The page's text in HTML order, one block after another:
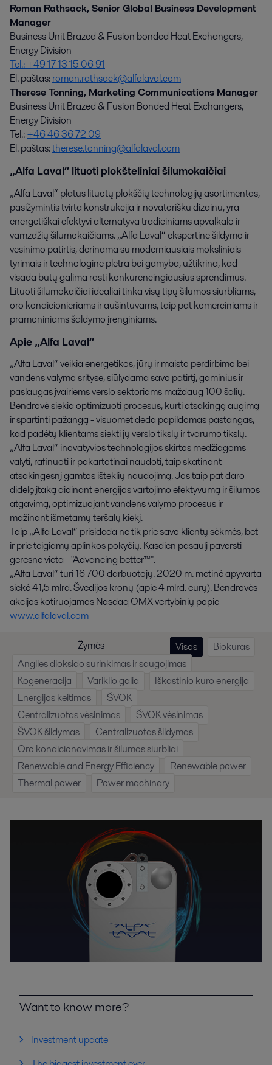
Roman Rathsack, Senior Global Business Development
Manager
Business Unit Brazed & Fusion bonded Heat Exchangers,
Energy Division
Tel.: +49 17 13 15 06 91
El. paštas:roman.rathsack@alfalaval.com
Therese Tonning, Marketing Communications Manager
Business Unit Brazed & Fusion Bonded Heat Exchangers,
Energy Division
Tel.:+46 46 36 72 09
El. paštas:therese.tonning@alfalaval.com
„Alfa Laval“ lituoti plokšteliniai šilumokaičiai
„Alfa Laval“ platus lituotų plokščių technologijų asortimentas,
pasižymintis tvirta konstrukcija ir novatorišku dizainu, yra
energetiškai efektyvi alternatyva tradiciniams apvalkalo ir
vamzdžių šilumokaičiams. „Alfa Laval“ ekspertinė šildymo ir
vėsinimo patirtis, derinama su moderniausiais moksliniais
tyrimais ir technologine plėtra bei gamyba, užtikrina, kad
visada būtų galima rasti konkurencingiausius sprendimus.
Lituoti šilumokaičiai idealiai tinka visų tipų šilumos siurbliams,
oro kondicionieriams ir aušintuvams, taip pat komerciniams ir
pramoniniams šaldymo įrenginiams.
Apie „Alfa Laval“
„Alfa Laval“ veikia energetikos, jūrų ir maisto perdirbimo bei
vandens valymo srityse, siūlydama savo patirtį, gaminius ir
paslaugas įvairiems verslo sektoriams maždaug 100 šalių.
Bendrovė siekia optimizuoti procesus, kurti atsakingą augimą
ir spartinti pažangą - visuomet deda papildomas pastangas,
kad padėtų klientams siekti jų verslo tikslų ir tvarumo tikslų.
„Alfa Laval“ inovatyvios technologijos skirtos medžiagoms
valyti, rafinuoti ir pakartotinai naudoti, taip skatinant
atsakingesnį gamtos išteklių naudojimą. Jos taip pat daro
didelę įtaką didinant energijos vartojimo efektyvumą ir šilumos
atgavimą, optimizuojant vandens valymo procesus ir
mažinant išmetamų teršalų kiekį.
Taip „Alfa Laval“ prisideda ne tik prie savo klientų sėkmės, bet
ir prie teigiamų aplinkos pokyčių. Kasdien pasaulį paversti
geresne vieta - "Advancing better™".
„Alfa Laval“ turi 16 700 darbuotojų. 2020 m. metinė apyvarta
siekė 41,5 mlrd. Švedijos kronų (apie 4 mlrd. eurų). Bendrovės
akcijos kotiruojamos Nasdaq OMX vertybinių popie
www.alfalaval.com
Žymės Visos
Biokuras
Anglies dioksido surinkimas ir saugojimas
Kogeneracija
Variklio galia
Iškastinio kuro energija
Energijos keitimas
ŠVOK
Centralizuotas vėsinimas
ŠVOK vėsinimas
ŠVOK šildymas
Centralizuotas šildymas
Oro kondicionavimas ir šilumos siurbliai
Renewable and Energy Efficiency
Renewable power
Thermal power
Power machinary
Want to know more?
Investment update